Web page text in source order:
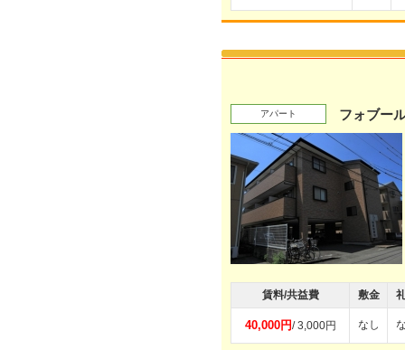
アパート フォブー
賃料/共益費 敷金
40,000円/ 3,000円 なし